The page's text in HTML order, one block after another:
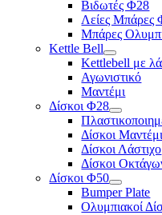
Βιδωτές Φ28
Λείες Μπάρες
Μπάρες
Kettle Bell
Kettlebell με
Αγωνιστικό
Μαντέμι
Δίσκοι Φ28
Δίσκοι
Δίσκοι Λάστιχο
Δίσκοι
Δίσκοι Φ50
Bumper Plate
Ολυμπιακοί